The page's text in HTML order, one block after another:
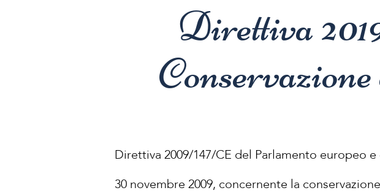
Direttiva
Direttiva 2009/147/CE del Parlamento europeo
30 novembre 2009, concernente la